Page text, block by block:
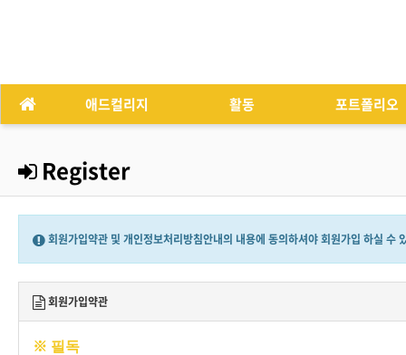
애드컬리지 활동 포트폴리오
Register
회원가입약관 및 개인정보처리방침안내의 내용에 동의하셔야 회원가입 하실 수
회원가입약관
※ 필독